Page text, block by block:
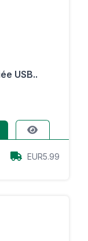
USB..
EUR5.99